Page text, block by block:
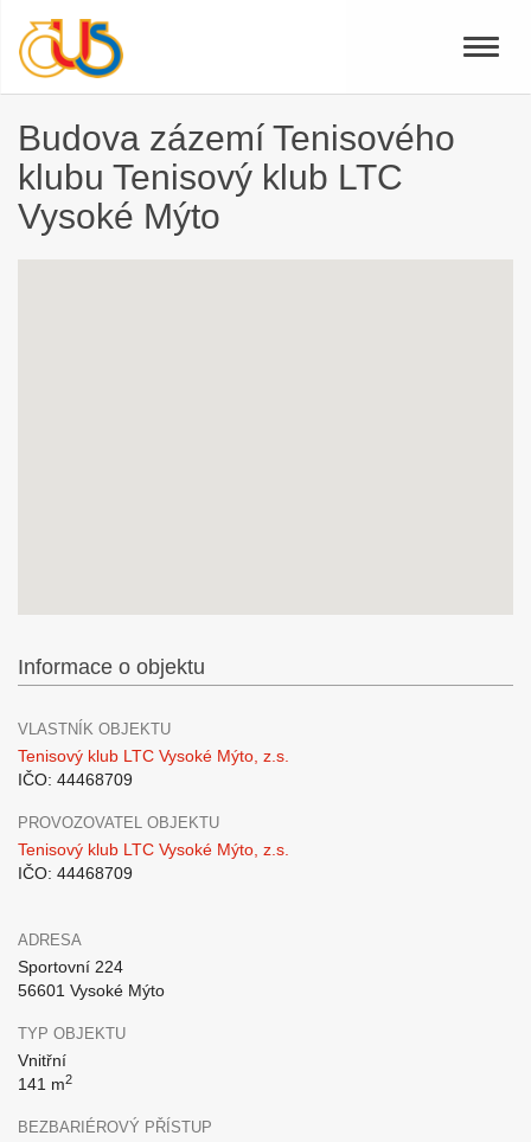
Toggle
Budova zázemí Tenisového
klubu Tenisový klub LTC
Vysoké Mýto
Informace o objektu
VLASTNÍK OBJEKTU
Tenisový klub LTC Vysoké Mýto, z.s.
IČO: 44468709
PROVOZOVATEL OBJEKTU
Tenisový klub LTC Vysoké Mýto, z.s.
IČO: 44468709
ADRESA
Sportovní 224
56601 Vysoké Mýto
TYP OBJEKTU
Vnitřní
141 m2
BEZBARIÉROVÝ PŘÍSTUP